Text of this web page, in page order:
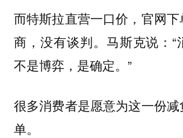
而特斯拉直营一口价，官网
商，没有谈判。马斯克说：“
不是博弈，是确定。”
很多消费者是愿意为这一份
单。